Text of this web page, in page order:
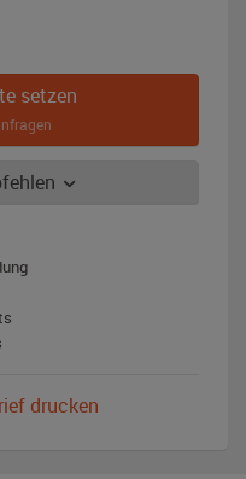
setzen
drucken